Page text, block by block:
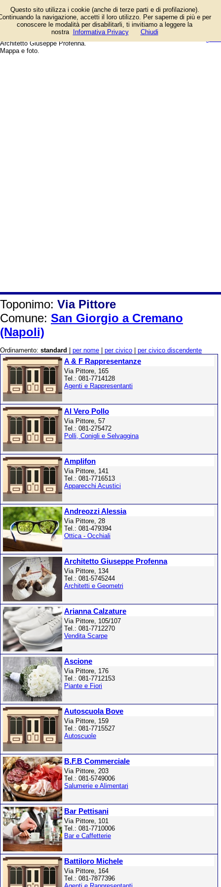
in Via Pittore a San Giorgio a
Cremano (Napoli). Tra le attività: A
& F Rappresentanze, Al Vero Pollo,
Amplifon, Andreozzi Alessia,
Architetto Giuseppe Profenna.
Mappa e foto.
Toponimo: Via Pittore
Comune: San Giorgio a Cremano
(Napoli)
Ordinamento: standard per nome per civico per civico discendente
A & F Rappresentanze
Via Pittore, 165
Tel.: 081-7714128
Agenti e Rappresentanti
Al Vero Pollo
Via Pittore, 57
Tel.: 081-275472
Polli, Conigli e Selvaggina
Amplifon
Via Pittore, 141
Tel.: 081-7716513
Apparecchi Acustici
Andreozzi Alessia
Via Pittore, 28
Tel.: 081-479394
Ottica - Occhiali
Architetto Giuseppe Profenna
Via Pittore, 134
Tel.: 081-5745244
Architetti e Geometri
Arianna Calzature
Via Pittore, 105/107
Tel.: 081-7712270
Vendita Scarpe
Ascione
Via Pittore, 176
Tel.: 081-7712153
Piante e Fiori
Autoscuola Bove
Via Pittore, 159
Tel.: 081-7715527
Autoscuole
B.F.B Commerciale
Via Pittore, 203
Tel.: 081-5749006
Salumerie e Alimentari
Bar Pettisani
Via Pittore, 101
Tel.: 081-7710006
Bar e Caffetterie
Battiloro Michele
Via Pittore, 164
Tel.: 081-7877396
Questo sito utilizza i cookie (anche di terze parti e di profilazione).
la navigazione, accetti il loro utilizzo. Per saperne di più e per
conoscere le modalità per disabilitarli, ti invitiamo a leggere la
nostra
Informativa Privacy Chiudi